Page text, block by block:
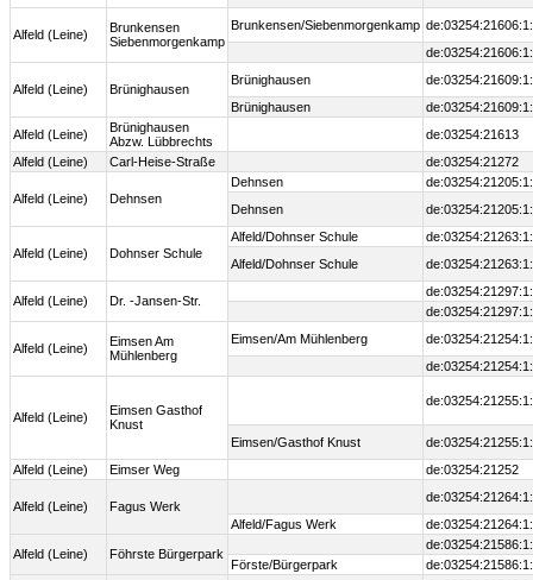
Alfeld (Leine)
Brunkensen
Siebenmorgenkamp
Brunkensen/Siebenmorgenkamp
Alfeld (Leine) Brünighausen
Brünighausen
Brünighausen
Alfeld (Leine)
Brünighausen
Abzw. Lübbrechts
de:03254:21613
Alfeld (Leine)
Carl-Heise-Straße de:03254:21272
Alfeld (Leine) Dehnsen
Dehnsen
Dehnsen
Alfeld (Leine) Dohnser Schule
Alfeld/Dohnser Schule
Alfeld/Dohnser Schule
Alfeld (Leine) Dr. -Jansen-Str.
Alfeld (Leine)
Eimsen Am
Mühlenberg
Eimsen/Am Mühlenberg
Alfeld (Leine)
Eimsen Gasthof
Knust
Eimsen/Gasthof Knust
Alfeld (Leine)
Eimser Weg de:03254:21252
Alfeld (Leine) Fagus Werk
Alfeld/Fagus Werk
Alfeld (Leine) Föhrste Bürgerpark
Förste/Bürgerpark